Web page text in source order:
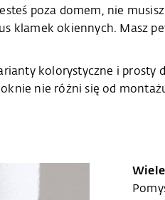
poza domem, nie
okiennych. Masz
kolorystyczne i prosty
nie różni się od